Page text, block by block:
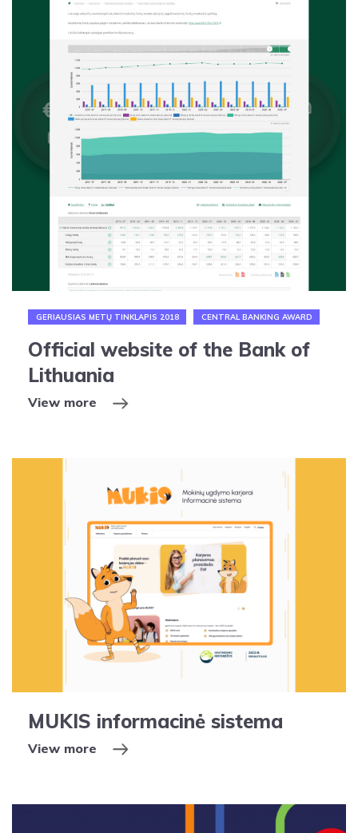
GERIAUSIAS METŲ TINKLAPIS 2018 CENTRAL BANKING AWARD
Official website of the Bank of
Lithuania
View more
MUKIS informacinė sistema
View more